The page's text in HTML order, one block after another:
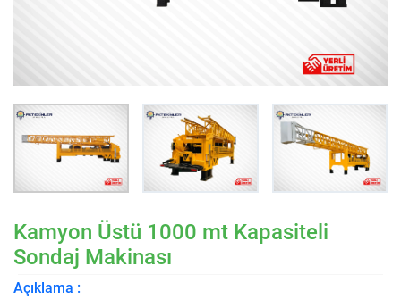
Kamyon Üstü 1000 mt Kapasiteli
Sondaj Makinası
Açıklama :